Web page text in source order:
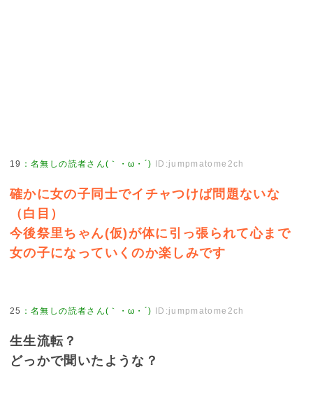
19 ：名無しの読者さん(｀・ω・´) ID:jumpmatome2ch
確かに女の子同士でイチャつけば問題ないな
（白目）
今後祭里ちゃん(仮)が体に引っ張られて心まで
女の子になっていくのか楽しみです
25 ：名無しの読者さん(｀・ω・´) ID:jumpmatome2ch
生生流転？
どっかで聞いたような？